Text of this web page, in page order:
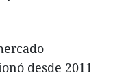
desde 2011